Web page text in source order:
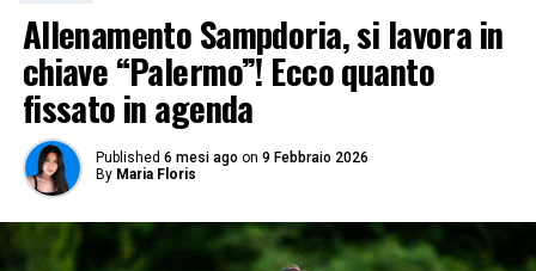
Allenamento Sampdoria, si lavora in
chiave “Palermo”! Ecco quanto
fissato in agenda
Published 6 mesi ago on 9 Febbraio 2026
By Maria Floris